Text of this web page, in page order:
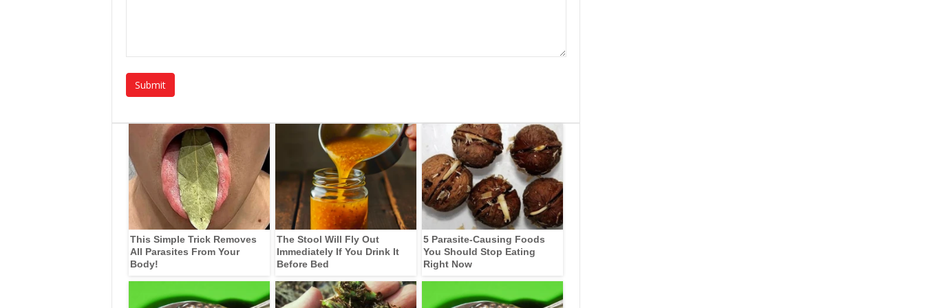
This Simple Trick Removes
All Parasites From Your
Body!
The Stool Will Fly Out
Immediately If You Drink It
Before Bed
5 Parasite-Causing Foods
You Should Stop Eating
Right Now